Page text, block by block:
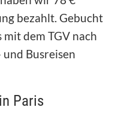
bezahlt. Gebucht
dem TGV nach
Busreisen
Paris